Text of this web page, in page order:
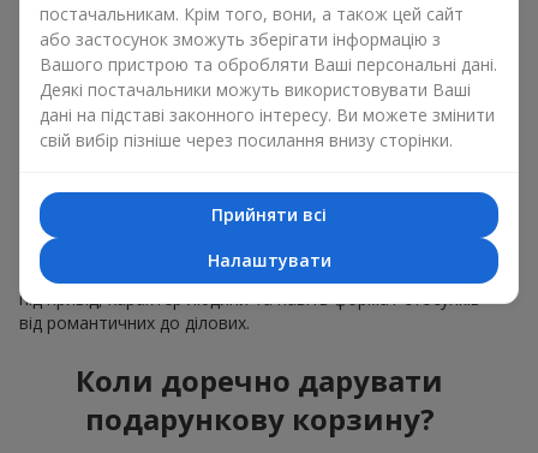
можете набір подарункові корзини купити. Подарункова
корзина з вишуканими смаколиками до свята, фруктами,
смачним чаєм чи, навіть, алкогольними напоями стає
ідеальним доповненням до квітів або самостійним
презентом. Ідеальний набір, лаконічне оформлення і
вишуканий букет, як фінальний акцент — потрібно
Подарункові корзини купити — це не просто придбати
банальну річ. Сьогодні подарункові корзини купити — це
універсальний подарунок для всіх, який легко адаптується
під привід, характер людини та навіть формат стосунків —
від романтичних до ділових.
Коли доречно дарувати
подарункову корзину?
постачальникам. Крім того, вони, а також цей сайт
або застосунок зможуть зберігати інформацію з
Вашого пристрою та обробляти Ваші персональні дані.
Деякі постачальники можуть використовувати Ваші
дані на підставі законного інтересу. Ви можете змінити
свій вибір пізніше через посилання внизу сторінки.
Прийняти всі
Налаштувати